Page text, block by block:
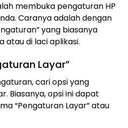
membuka pengaturan HP
Caranya adalah dengan
yang biasanya
atau di laci aplikasi.
Layar”
cari opsi yang
Biasanya, opsi ini dapat
“Pengaturan Layar” atau